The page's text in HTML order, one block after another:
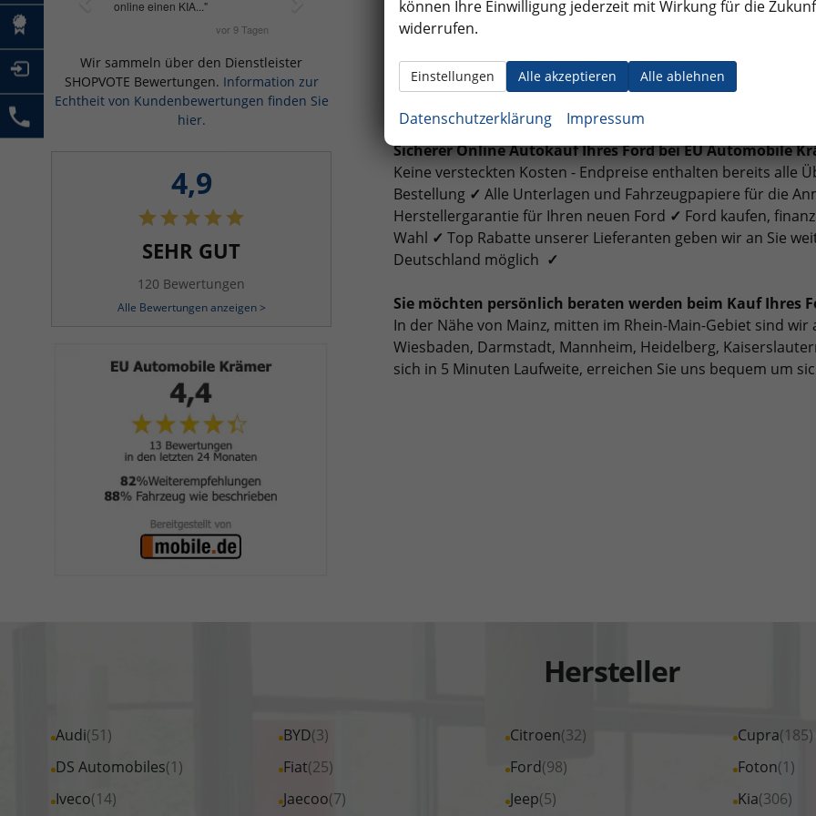
Unser Verkaufsteam steht Ihnen bei Ihren Fragen und für
Häufig gestellte Fragen zu Ford EU-Neuwagen, Reimporten
unseremNewsblog
Sicherer Online Autokauf Ihres Ford bei EU Automobile
Keine versteckten Kosten - Endpreise enthalten bereits alle
Bestellung ✓ Alle Unterlagen und Fahrzeugpapiere für die
Herstellergarantie für Ihren neuen Ford ✓ Ford kaufen,
Wahl ✓ Top Rabatte unserer Lieferanten geben wir an Sie
Deutschland möglich ✓
Sie möchten persönlich beraten werden beim Kauf Ihres
In der Nähe von Mainz, mitten im Rhein-Main-Gebiet sind
Wiesbaden, Darmstadt, Mannheim, Heidelberg,
sich in 5 Minuten Laufweite, erreichen Sie uns bequem um
Wir sammeln über den Dienstleister
SHOPVOTE Bewertungen. Information zur
Echtheit von Kundenbewertungen finden Sie
hier.
4,9
SEHR GUT
120 Bewertungen
Alle Bewertungen anzeigen >
Hersteller
Audi(51)
Alle
Fahrzeuge
Audi
BYD(3)
Alle
Fahrzeuge
BYD
Citroen(32)
Alle
Fahrzeuge
Citroen
Cupra(185)
Alle
Fahrzeuge
Cupra
DS Automobiles(1)
Alle
Fahrzeuge
Fiat(25)
Alle
Fahrzeuge
Ford(98)
Alle
Fahrzeuge
Foton(1)
Alle
Fahrzeuge
Iveco(14)
Alle
Jaecoo(7)
Alle
Jeep(5)
Alle
Kia(306)
Alle
können Ihre Einwilligung jederzeit mit Wirkung für die
widerrufen.
Alle akzeptieren Alle ablehnen
Einstellungen
Datenschutzerklärung Impressum